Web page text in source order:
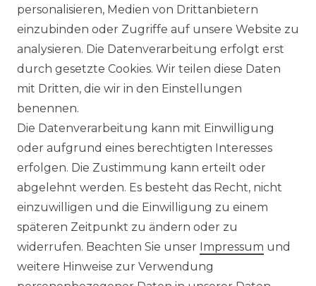
Abweichungen zwischen den dargestellten
Informationen und den tatsächlich
gelieferten Modellen möglich sind. Die
gezeigten Inhalte stellen nicht
notwendigerweise die finalen
Produkteigenschaften dar. Der Anbieter
behält sich das Recht vor, jederzeit und
ohne vorherige Ankündigung Änderungen
an den dargestellten Produkten
vorzunehmen.
Gebrauchte Ware wurde von uns nicht
getestet. Diese wird so verkauft, wie
angeboten, jedoch unter Ausschluss
jeglicher Sachmängel. Eine Haftung für
personalisieren, Medien von Drittanbietern
einzubinden oder Zugriffe auf unsere Website zu
analysieren. Die Datenverarbeitung erfolgt erst
durch gesetzte Cookies. Wir teilen diese Daten
mit Dritten, die wir in den Einstellungen
benennen.
Die Datenverarbeitung kann mit Einwilligung
oder aufgrund eines berechtigten Interesses
erfolgen. Die Zustimmung kann erteilt oder
abgelehnt werden. Es besteht das Recht, nicht
einzuwilligen und die Einwilligung zu einem
späteren Zeitpunkt zu ändern oder zu
widerrufen. Beachten Sie unser Impressum und
weitere Hinweise zur Verwendung